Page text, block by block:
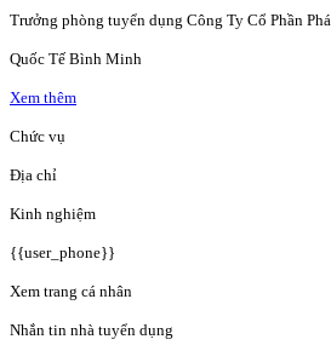
Trưởng phòng tuyển dụng Công Ty Cổ Phần
Quốc Tế Bình Minh
Xem thêm
Chức vụ
Địa chỉ
Kinh nghiệm
{{user_phone}}
Xem trang cá nhân
Nhắn tin nhà tuyển dụng